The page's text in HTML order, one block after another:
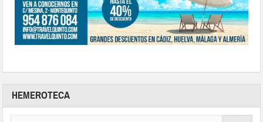
HEMEROTECA